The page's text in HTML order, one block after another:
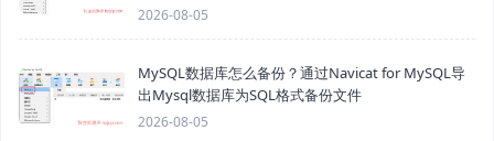
2026-08-05
MySQL数据库怎么备份？通过Navicat for MySQL导
出Mysql数据库为SQL格式备份文件
2026-08-05